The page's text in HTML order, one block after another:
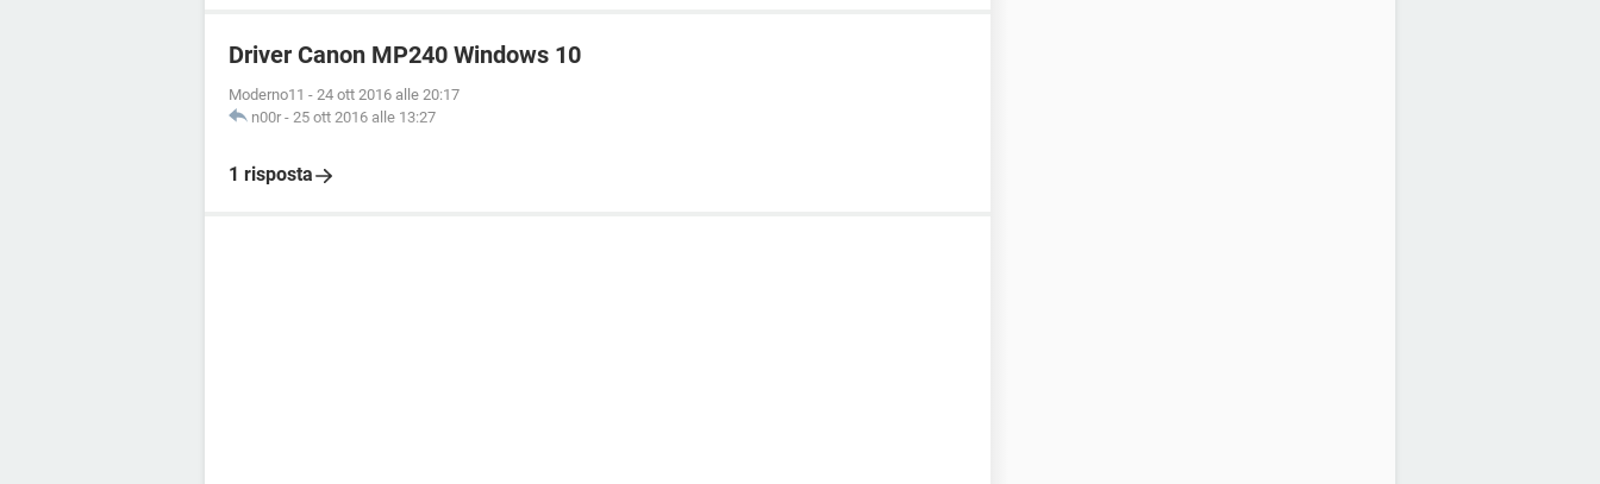
Driver Canon MP240 Windows 10
Moderno11 - 24 ott 2016 alle 20:17
n00r - 25 ott 2016 alle 13:27
1 risposta